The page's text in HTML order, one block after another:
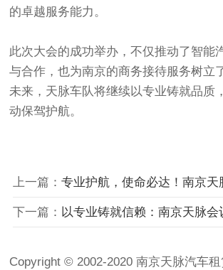
的卓越服务能力。
此次大会的成功举办，不仅推动了智能
与合作，也为南京的商务接待服务树立
未来，天脉车队将继续以专业铸就品质
动保驾护航。
上一篇： 专业护航，使命必达！南京天脉车
下一篇： 以专业铸就信赖：南京天脉会议接待车队，用
Copyright © 2002-2020 南京天脉汽车